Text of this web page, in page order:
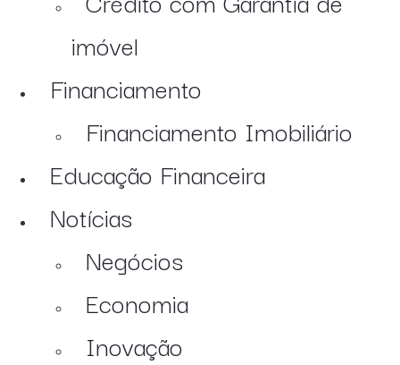
imóvel
Financiamento
Financiamento Imobiliário
Educação Financeira
Notícias
Negócios
Economia
Inovação